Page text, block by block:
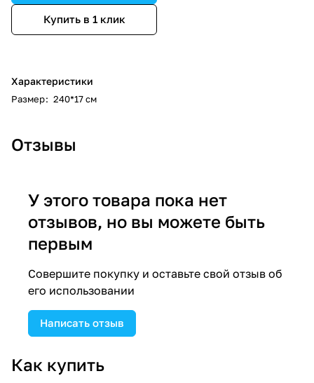
Купить в 1 клик
Характеристики
Размер: 240*17 см
Отзывы
У этого товара пока нет
отзывов, но вы можете быть
первым
Совершите покупку и оставьте свой отзыв об
его использовании
Написать отзыв
Как купить